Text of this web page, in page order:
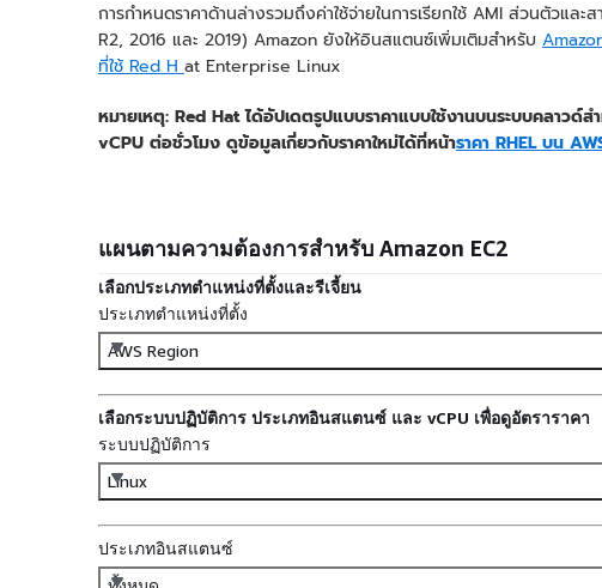
การกำหนดราคาด้านล่างรวมถึงค่าใช้จ่ายในการเรียกใช้ AMI ส่วนตัวและ
R2, 2016 และ 2019) Amazon ยังให้อินสแตนซ์เพิ่มเติมสำหรับ
ที่ใช้ Red H at Enterprise Linux
หมายเหตุ: Red Hat ได้อัปเดตรูปแบบราคาแบบใช้งานบนระบบคลาวด์
vCPU ต่อชั่วโมง ดูข้อมูลเกี่ยวกับราคาใหม่ได้ที่หน้าราคา RHEL บน